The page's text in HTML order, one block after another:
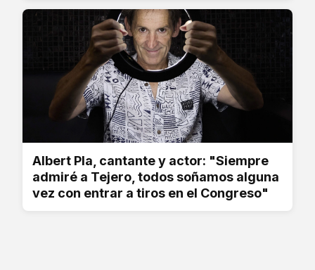
Albert Pla, cantante y actor: "Siempre
admiré a Tejero, todos soñamos alguna
vez con entrar a tiros en el Congreso"